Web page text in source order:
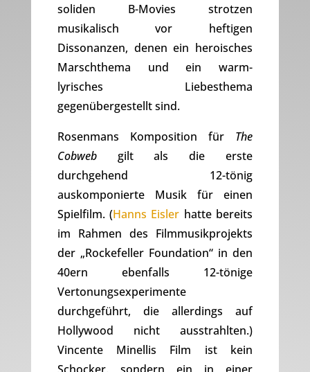
soliden B-Movies strotzen
musikalisch vor heftigen
Dissonanzen, denen ein heroisches
Marschthema und ein warm-
lyrisches Liebesthema
gegenübergestellt sind.
Rosenmans Komposition für The
Cobwebgilt als die erste
durchgehend 12-tönig
auskomponierte Musik für einen
Spielfilm. (Hanns Eisler hatte bereits
im Rahmen des Filmmusikprojekts
der „Rockefeller Foundation“ in den
40ern ebenfalls 12-tönige
Vertonungsexperimente
durchgeführt, die allerdings auf
Hollywood nicht ausstrahlten.)
Vincente Minellis Film ist kein